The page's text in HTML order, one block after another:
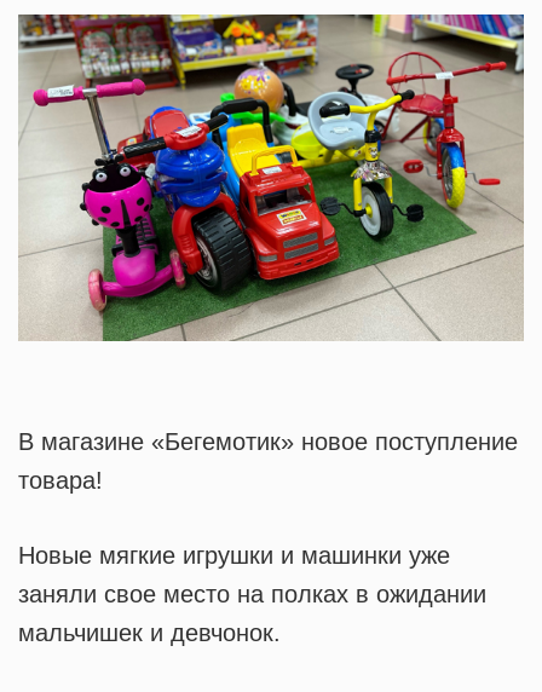
В магазине «Бегемотик» новое поступление
товара!
Новые мягкие игрушки и машинки уже
заняли свое место на полках в ожидании
мальчишек и девчонок.